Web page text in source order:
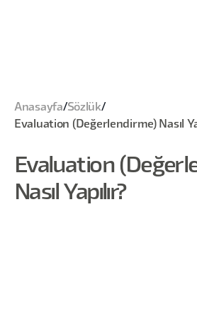
Anasayfa/Sözlük/
Evaluation (Değerlendirme) Nasıl
Evaluation
Nasıl Yapılır?